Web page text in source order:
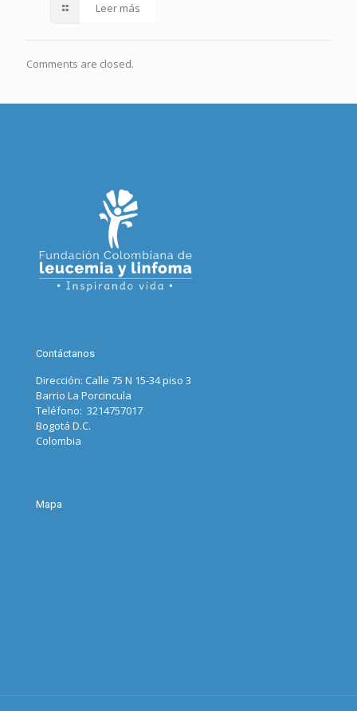
Leer más
Comments are closed.
Contáctanos
Dirección: Calle 75 N 15-34 piso 3
Barrio La Porcincula
Teléfono: 3214757017
Bogotá D.C.
Colombia
Mapa